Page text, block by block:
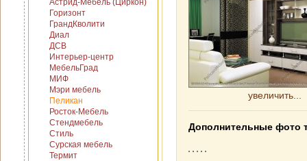
Астрид-Мебель (Циркон)
Горизонт
ГрандКволити
Диал
ДСВ
Интерьер-центр
МебельГрад
МИФ
Мэри мебель
Пеликан
Росток-Мебель
Стендмебель
Стиль
Сурская мебель
Термит
увеличить...
Дополнительные фото